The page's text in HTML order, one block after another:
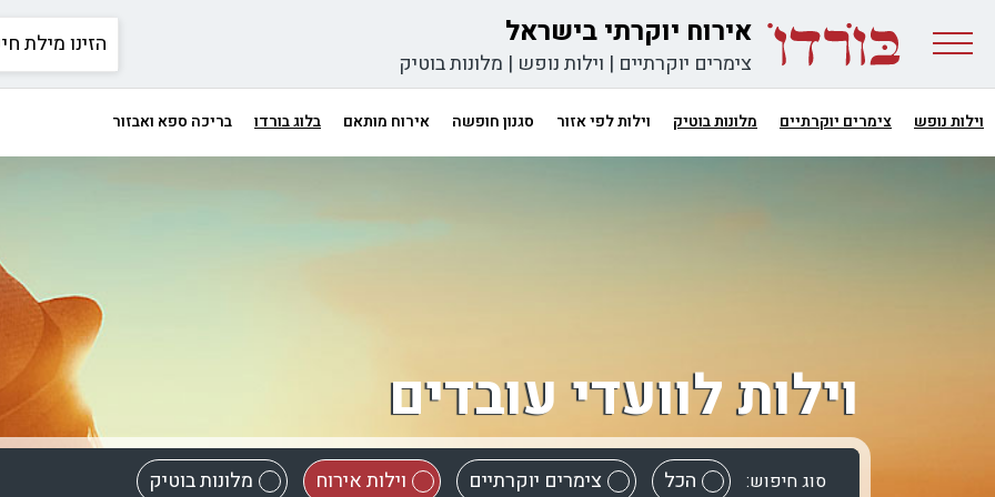
אירוח יוקרתי בישראל
צימרים יוקרתיים | וילות נופש | מלונות בוטיק
וילות נופש צימרים יוקרתיים מלונות בוטיק וילות לפי אזור סגנון חופשה אירוח מותאם בלוג בורדו בריכה ספא ואבזור
וילות לוועדי עובדים
סוג חיפוש: הכל צימרים יוקרתיים וילות אירוח מלונות בוטיק